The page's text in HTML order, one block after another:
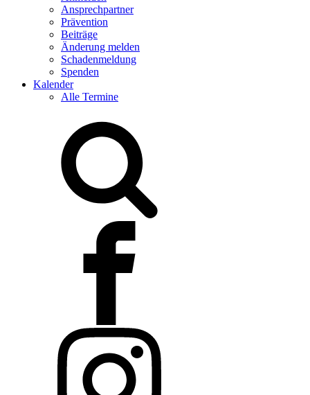
Ansprechpartner
Prävention
Beiträge
Änderung melden
Schadenmeldung
Spenden
Kalender
Alle Termine